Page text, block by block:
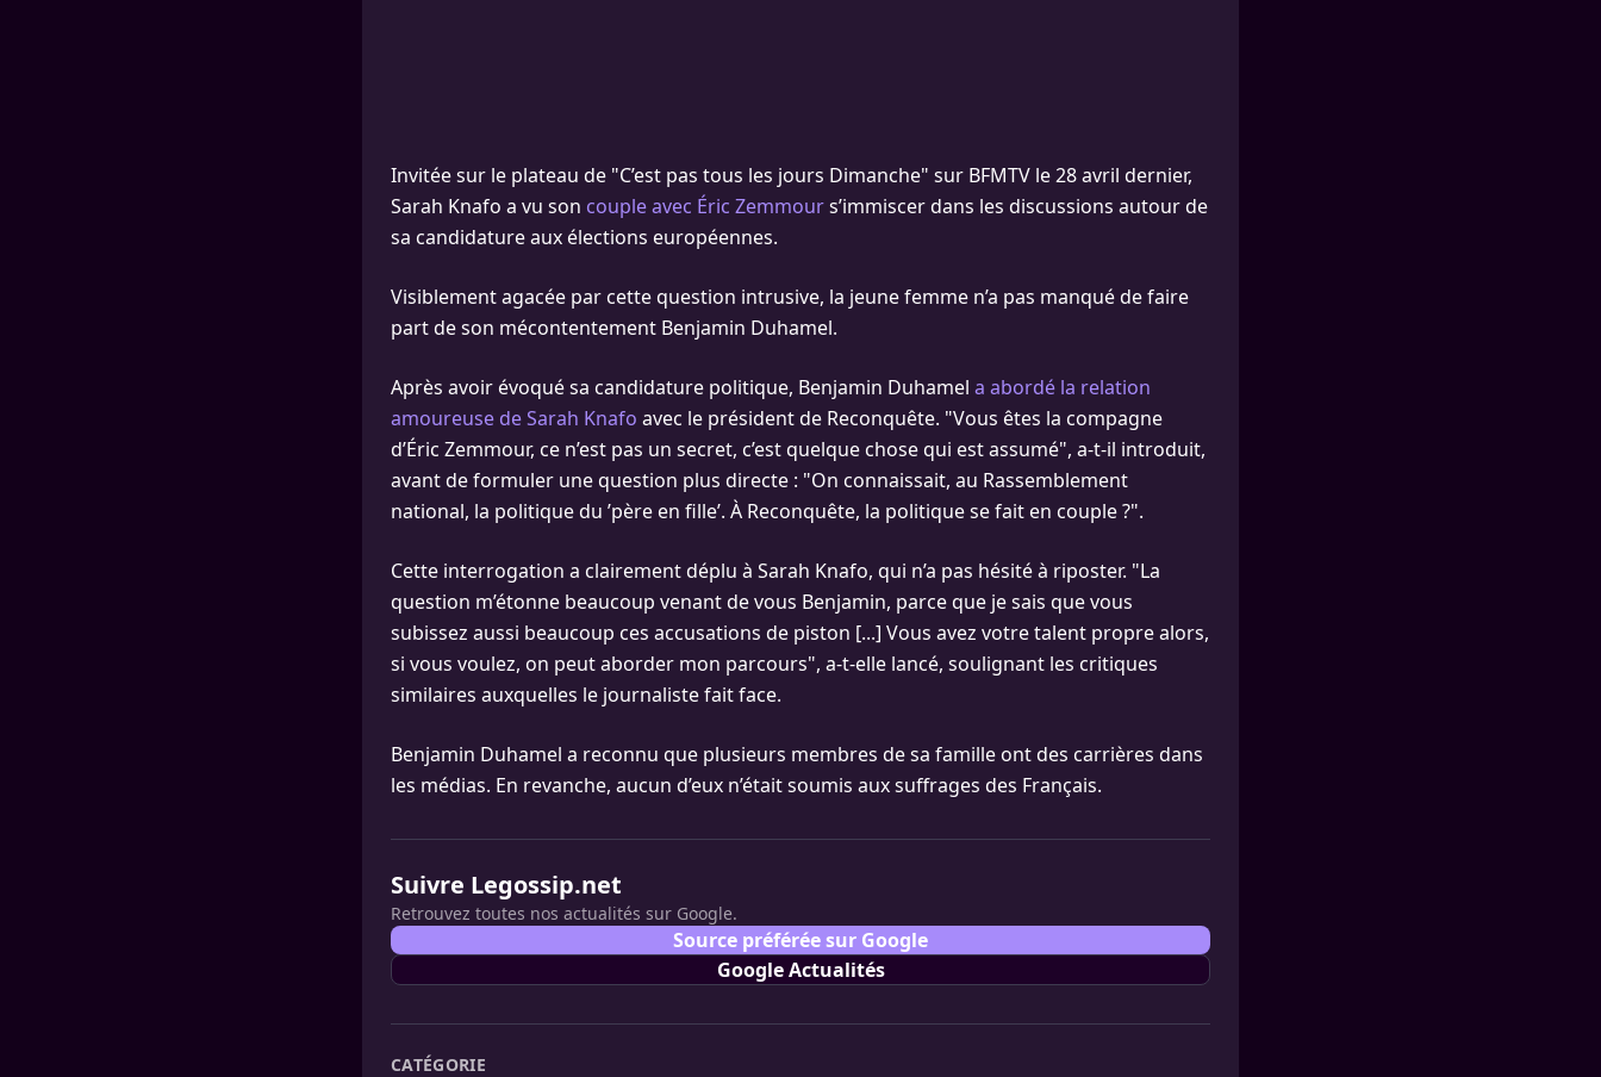
Invitée sur le plateau de "C’est pas tous les jours Dimanche" sur BFMTV le 28 avril dernier,
Sarah Knafo a vu son couple avec Éric Zemmours’immiscer dans les discussions autour de
sa candidature aux élections européennes.
Visiblement agacée par cette question intrusive, la jeune femme n’a pas manqué de faire
part de son mécontentement Benjamin Duhamel.
Après avoir évoqué sa candidature politique, Benjamin Duhamel a abordé la relation
amoureuse de Sarah Knafo avec le président de Reconquête. "Vous êtes la compagne
d’Éric Zemmour, ce n’est pas un secret, c’est quelque chose qui est assumé", a-t-il introduit,
avant de formuler une question plus directe : "On connaissait, au Rassemblement
national, la politique du ’père en fille’. À Reconquête, la politique se fait en couple ?".
Cette interrogation a clairement déplu à Sarah Knafo, qui n’a pas hésité à riposter. "La
question m’étonne beaucoup venant de vous Benjamin, parce que je sais que vous
subissez aussi beaucoup ces accusations de piston [...] Vous avez votre talent propre alors,
si vous voulez, on peut aborder mon parcours", a-t-elle lancé, soulignant les critiques
similaires auxquelles le journaliste fait face.
Benjamin Duhamel a reconnu que plusieurs membres de sa famille ont des carrières dans
les médias. En revanche, aucun d’eux n’était soumis aux suffrages des Français.
Suivre Legossip.net
Retrouvez toutes nos actualités sur Google.
Source préférée sur Google
Google Actualités
CATÉGORIE